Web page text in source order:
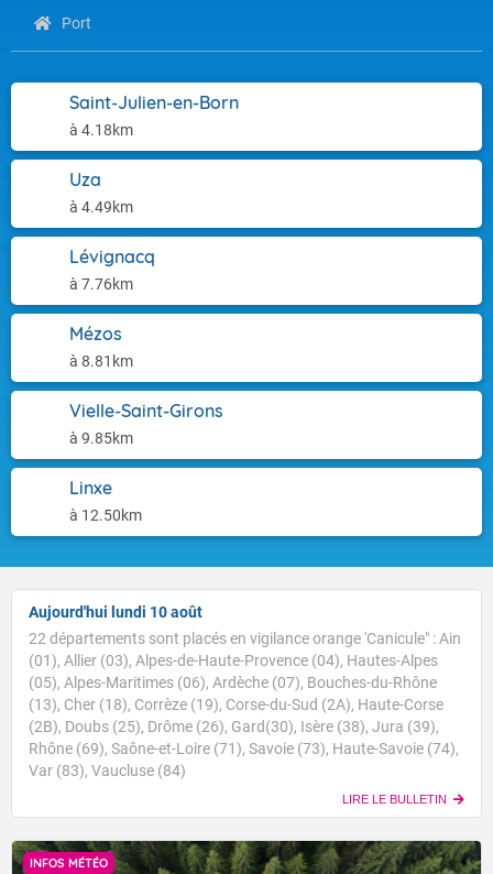
Port
Saint-Julien-en-Born
à 4.18km
Uza
à 4.49km
Lévignacq
à 7.76km
Mézos
à 8.81km
Vielle-Saint-Girons
à 9.85km
Linxe
à 12.50km
Aujourd'hui lundi 10 août
22 départements sont placés en vigilance orange 'Canicule" : Ain
(01), Allier (03), Alpes-de-Haute-Provence (04), Hautes-Alpes
(05), Alpes-Maritimes (06), Ardèche (07), Bouches-du-Rhône
(13), Cher (18), Corrèze (19), Corse-du-Sud (2A), Haute-Corse
(2B), Doubs (25), Drôme (26), Gard(30), Isère (38), Jura (39),
Rhône (69), Saône-et-Loire (71), Savoie (73), Haute-Savoie (74),
Var (83), Vaucluse (84)
LIRE LE BULLETIN
INFOS MÉTÉO